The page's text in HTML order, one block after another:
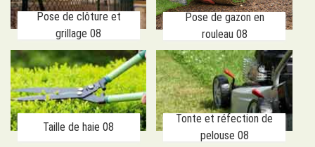
Pose de clôture et
grillage 08
Pose de gazon en
rouleau 08
Taille de haie 08
Tonte et réfection de
pelouse 08